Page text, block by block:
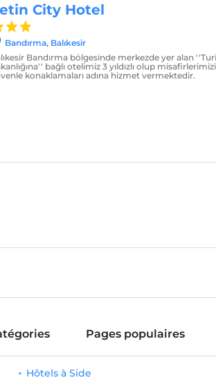
City Hotel
Bandırma, Balıkesir
Bandırma bölgesinde merkezde yer alan
bağlı otelimiz 3 yıldızlı olup
konaklamaları adına hizmet vermektedir.
Pages populaires
Hôtels à Side